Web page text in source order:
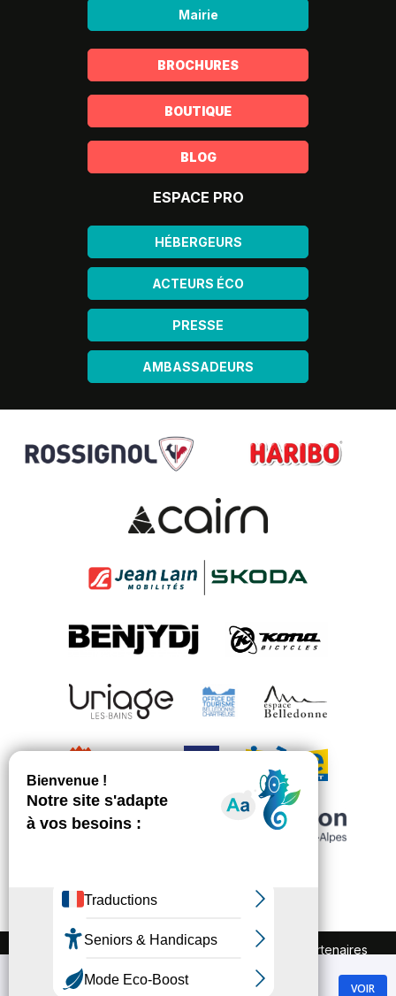
Mairie
BROCHURES
BOUTIQUE
BLOG
ESPACE PRO
HÉBERGEURS
ACTEURS ÉCO
PRESSE
AMBASSADEURS
Recrutement Marchés publics
Partenaires
Mentions légales
Politique de confidentialité
Chamrousse VOIR